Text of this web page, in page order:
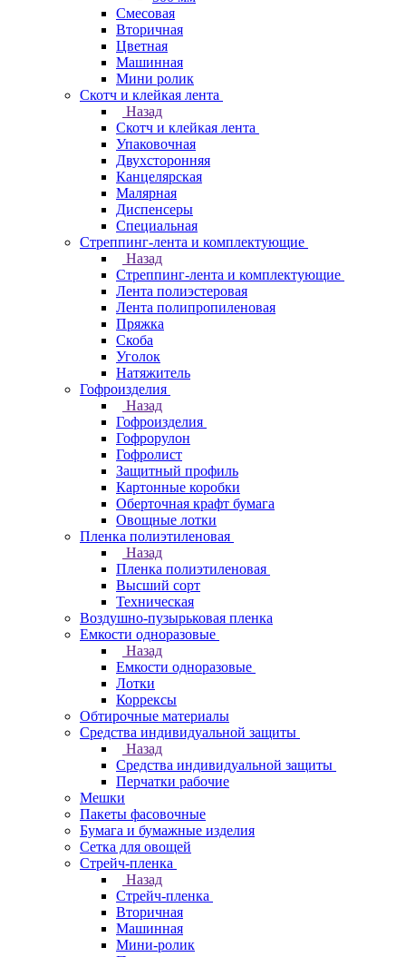
Смесовая
Вторичная
Цветная
Машинная
Мини ролик
Скотч и клейкая лента
Назад
Скотч и клейкая лента
Упаковочная
Двухсторонняя
Канцелярская
Малярная
Диспенсеры
Специальная
Стреппинг-лента и комплектующие
Назад
Стреппинг-лента и комплектующие
Лента полиэстеровая
Лента полипропиленовая
Пряжка
Скоба
Уголок
Натяжитель
Гофроизделия
Назад
Гофроизделия
Гофрорулон
Гофролист
Защитный профиль
Картонные коробки
Оберточная крафт бумага
Овощные лотки
Пленка полиэтиленовая
Назад
Пленка полиэтиленовая
Высший сорт
Техническая
Воздушно-пузырьковая пленка
Емкости одноразовые
Назад
Емкости одноразовые
Лотки
Коррексы
Обтирочные материалы
Средства индивидуальной защиты
Назад
Средства индивидуальной защиты
Перчатки рабочие
Мешки
Пакеты фасовочные
Бумага и бумажные изделия
Сетка для овощей
Стрейч-пленка
Назад
Стрейч-пленка
Вторичная
Машинная
Мини-ролик